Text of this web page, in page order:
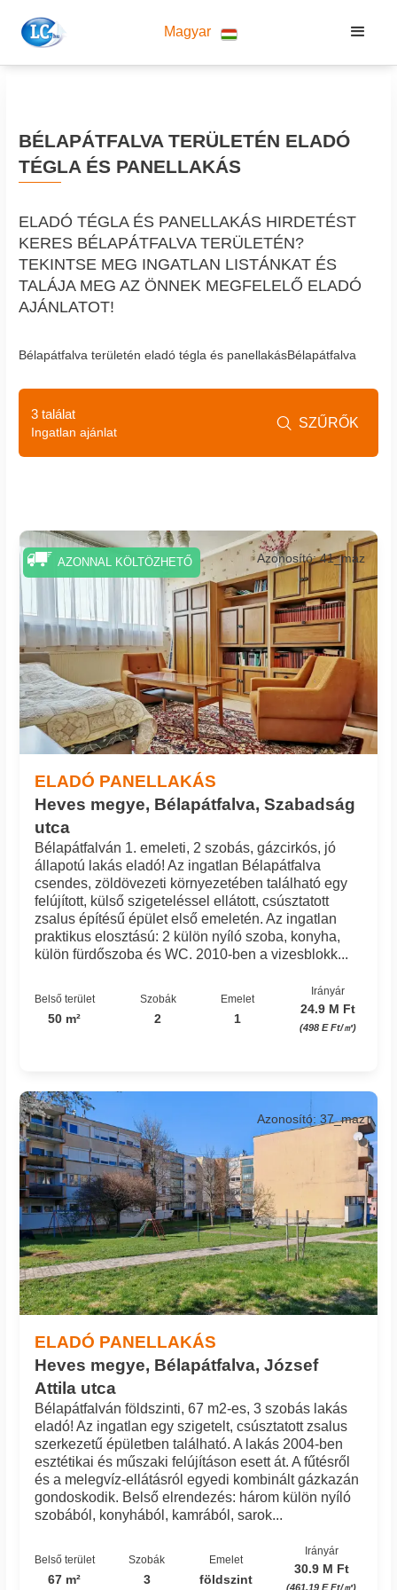
Magyar
BÉLAPÁTFALVA TERÜLETÉN ELADÓ
TÉGLA ÉS PANELLAKÁS
ELADÓ TÉGLA ÉS PANELLAKÁS HIRDETÉST
KERES BÉLAPÁTFALVA TERÜLETÉN?
TEKINTSE MEG INGATLAN LISTÁNKAT ÉS
TALÁJA MEG AZ ÖNNEK MEGFELELŐ ELADÓ
AJÁNLATOT!
Bélapátfalva területén eladó tégla és panellakásBélapátfalva
ELADÓ PANELLAKÁS
Heves megye, Bélapátfalva, Szabadság
utca
Azonosító: 41_maz
Bélapátfalván 1. emeleti, 2 szobás, gázcirkós, jó
állapotú lakás eladó! Az ingatlan Bélapátfalva
csendes, zöldövezeti környezetében található egy
felújított, külső szigeteléssel ellátott, csúsztatott
zsalus építésű épület első emeletén. Az ingatlan
praktikus elosztású: 2 külön nyíló szoba, konyha,
külön fürdőszoba és WC. 2010-ben a vizesblokk...
Belső terület
50 m²
Szobák
2
Emelet
1
Irányár
24.9 M Ft
(498 E Ft/㎡)
AZONNAL KÖLTÖZHETŐ
ELADÓ PANELLAKÁS
Heves megye, Bélapátfalva, József
Attila utca
Azonosító: 37_maz
Bélapátfalván földszinti, 67 m2-es, 3 szobás lakás
eladó! Az ingatlan egy szigetelt, csúsztatott zsalus
szerkezetű épületben található. A lakás 2004-ben
esztétikai és műszaki felújításon esett át. A fűtésről
és a melegvíz-ellátásról egyedi kombinált gázkazán
gondoskodik. Belső elrendezés: három külön nyíló
szobából, konyhából, kamrából, sarok...
Belső terület
67 m²
Szobák
3
Emelet
földszint
Irányár
30.9 M Ft
(461.19 E Ft/㎡)
3 találat
Ingatlan ajánlat
 SZŰRŐK